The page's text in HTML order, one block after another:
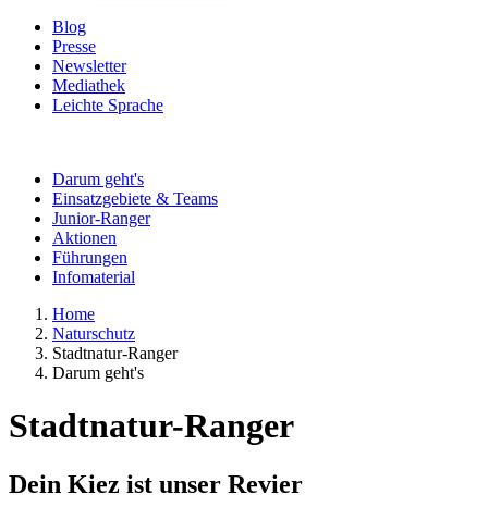
Blog
Presse
Newsletter
Mediathek
Leichte Sprache
Darum geht's
Einsatzgebiete & Teams
Junior-Ranger
Aktionen
Führungen
Infomaterial
Home
Naturschutz
Stadtnatur-Ranger
Darum geht's
Stadtnatur-Ranger
Dein Kiez ist unser Revier